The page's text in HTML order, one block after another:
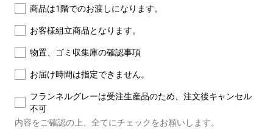
商品は1階でのお渡しになります。
お客様組立商品となります。
物置、ゴミ収集庫の確認事項
お届け時間は指定できません。
フランネルグレーは受注生産品のため、注文後キャンセル
不可
内容をご確認の上、全てにチェックをお願いします。